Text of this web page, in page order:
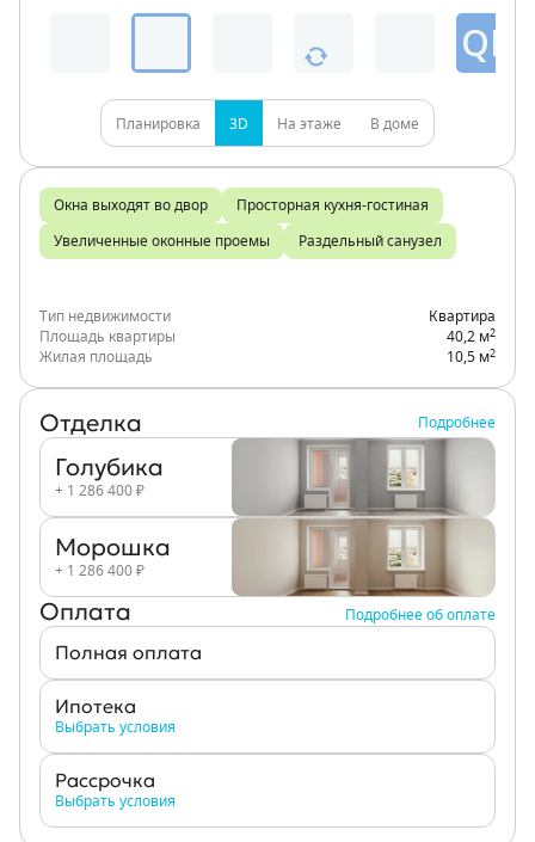
QR
Планировка 3D На этаже В доме
Окна выходят во двор Просторная кухня-гостиная
Увеличенные оконные проемы Раздельный санузел
Тип недвижимости
Квартира
Площадь квартиры
40,2 м2
Жилая площадь 10,5 м2
Отделка Подробнее
Голубика
+ 1 286 400 ₽
Морошка
+ 1 286 400 ₽
Оплата Подробнее об оплате
Полная оплата
Ипотека
Выбрать условия
Рассрочка
Выбрать условия